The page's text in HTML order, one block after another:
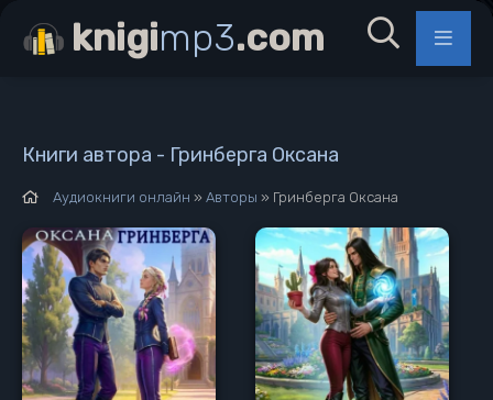
Книги автора - Гринберга Оксана
Аудиокниги онлайн » Авторы » Гринберга Оксана
knigimp3.com